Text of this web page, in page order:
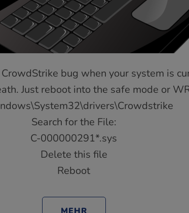
bug when your system is
Just reboot into the safe mode or
Search for the File:
C-000000291*.sys
Delete this file
Reboot
MEHR